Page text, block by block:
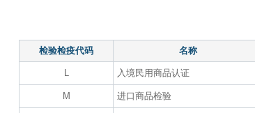
检验检疫代码 名称
L 入境民用商品认证
M 进口商品检验